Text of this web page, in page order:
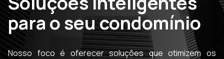
Serviços
Área do Condômino
para o seu condomínio
Nosso foco é oferecer soluções que otimizem os